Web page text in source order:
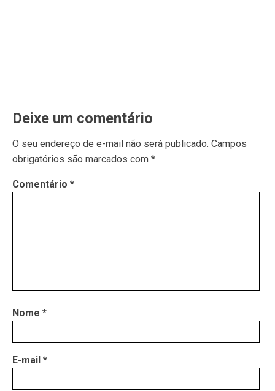
Deixe um comentário
O seu endereço de e-mail não será publicado. Campos
obrigatórios são marcados com *
Comentário *
Nome *
E-mail *